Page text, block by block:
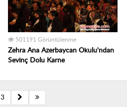
501191 Görüntülenme
Zehra Ana Azerbaycan Okulu'ndan
Sevinç Dolu Karne
3